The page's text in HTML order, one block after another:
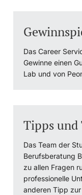
Das Career
Gewinne einen
Lab und von
Tipps und
Das Team der
Berufsberatung
zu allen Fragen
professionelle
anderen Tipp